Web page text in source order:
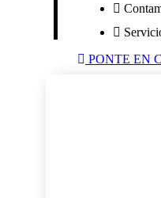
PONTE EN